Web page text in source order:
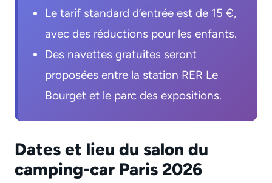
Le tarif standard d’entrée est de 15 €,
avec des réductions pour les enfants.
Des navettes gratuites seront
proposées entre la station RER Le
Bourget et le parc des expositions.
Dates et lieu du salon du
camping-car Paris 2026